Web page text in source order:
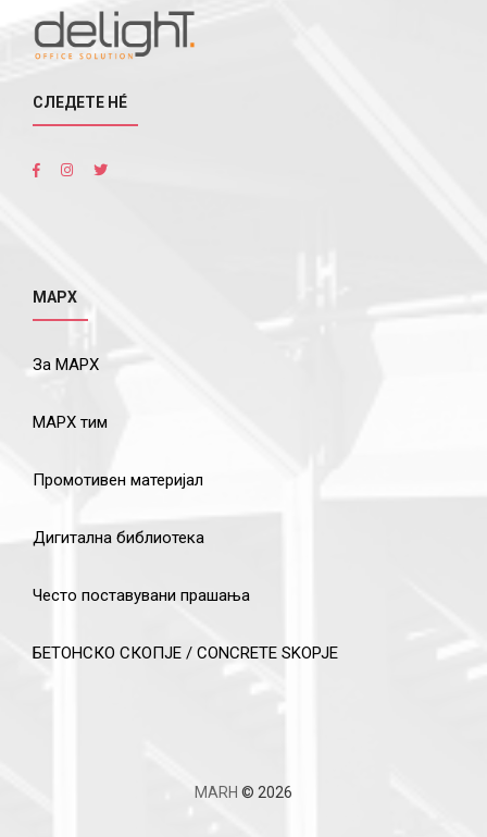
СЛЕДЕТЕ НÉ
МАРХ
За МАРХ
МАРХ тим
Промотивен материјал
Дигитална библиотека
Често поставувани прашања
БЕТОНСКО СКОПЈЕ / CONCRETE SKOPJE
MARH © 2026